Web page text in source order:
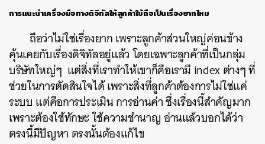
การแนะนำเครื่องมือทางดิจิทัลให้ลูกค้าใช้ถือเป็นเรื่องยากไหม
ถือว่าไม่ใช่เรื่องยาก เพราะลูกค้าส่วนใหญ่ค่อนข้าง
คุ้นเคยกับเรื่องดิจิทัลอยู่แล้ว โดยเฉพาะลูกค้าที่เป็นกลุ่ม
บริษัทใหญ่ๆ แต่สิ่งที่เราทำให้เขาก็คือเรามี index ต่างๆ ที่
ช่วยในการตัดสินใจได้ เพราะสิ่งที่ลูกค้าต้องการไม่ใช่แค่
ระบบ แต่คือการประเมิน การอ่านค่า ซึ่งเรื่องนี้สำคัญมาก
เพราะต้องใช้ทักษะ ใช้ความชำนาญ อ่านแล้วบอกได้ว่า
ตรงนี้มีปัญหา ตรงนั้นต้องแก้ไข